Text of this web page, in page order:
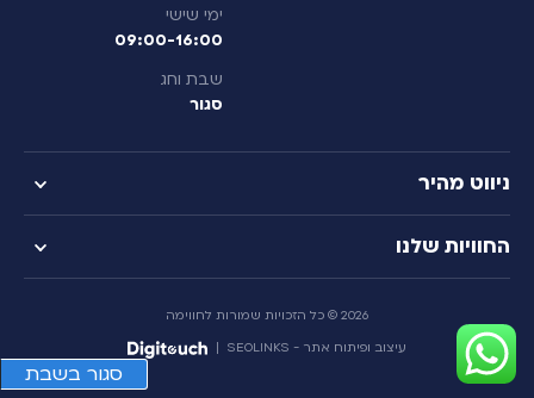
סגור בשבת
ימי שישי
09:00-16:00
שבת וחג
סגור
ניווט מהיר
החוויות שלנו
2026 © כל הזכויות שמורות לחווימה
עיצוב ופיתוח אתר - SEOLINKS
הזמנת
שייט